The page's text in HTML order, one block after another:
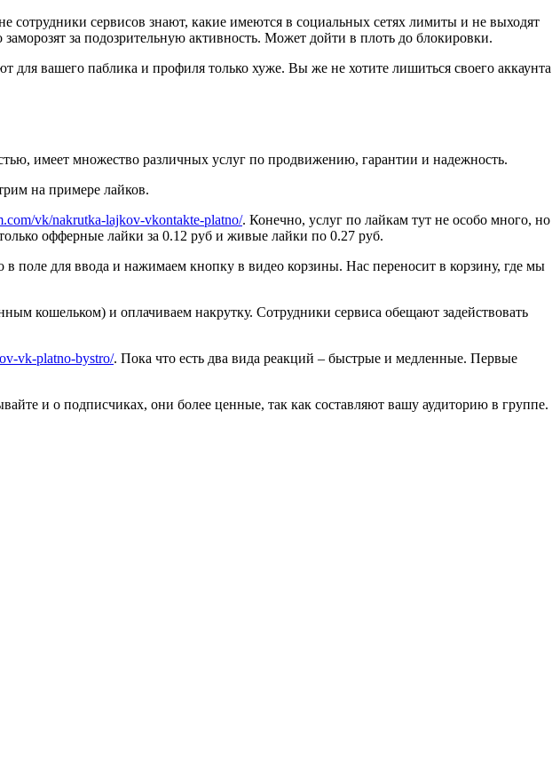
сервисов знают, какие имеются в социальных сетях лимиты и не выходят
за подозрительную активность. Может дойти в плоть до блокировки.
вашего паблика и профиля только хуже. Вы же не хотите лишиться своего аккаунта
имеет множество различных услуг по продвижению, гарантии и надежность.
на примере лайков.
vk/nakrutka-lajkov-vkontakte-platno/. Конечно, услуг по лайкам тут не особо много, но
офферные лайки за 0.12 руб и живые лайки по 0.27 руб.
поле для ввода и нажимаем кнопку в видео корзины. Нас переносит в корзину, где мы
кошельком) и оплачиваем накрутку. Сотрудники сервиса обещают задействовать
vk-platno-bystro/. Пока что есть два вида реакций – быстрые и медленные. Первые
и о подписчиках, они более ценные, так как составляют вашу аудиторию в группе.